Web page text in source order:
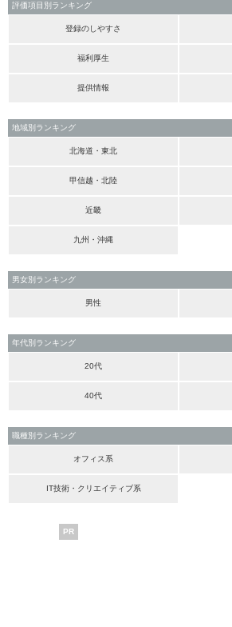
評価項目別ランキング
登録のしやすさ
福利厚生
提供情報
地域別ランキング
北海道・東北
甲信越・北陸
近畿
九州・沖縄
男女別ランキング
男性
年代別ランキング
20代
40代
職種別ランキング
オフィス系
IT技術・クリエイティブ系
PR